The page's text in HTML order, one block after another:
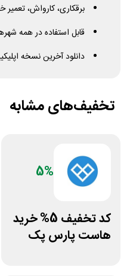
برقکاری، کارواش، تعمیر خودرو و 300
قابل استفاده در همه
دانلود آخرین نسخه
تخفیف‌های مشابه
5%
کد تخفیف 5% خرید
هاست پارس پک